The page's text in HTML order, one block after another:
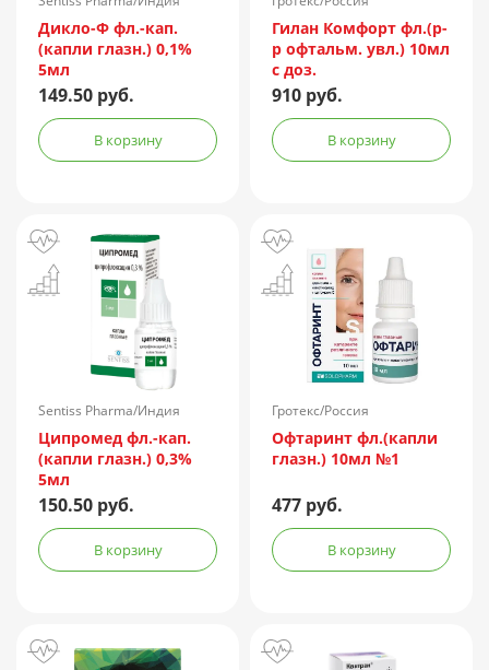
Дикло-Ф фл.-кап.
(капли глазн.) 0,1%
5мл
149.50 руб.
В корзину
Гилан Комфорт фл.(р-
р офтальм. увл.) 10мл
с доз.
910 руб.
В корзину
Sentiss Pharma/Индия
Ципромед фл.-кап.
(капли глазн.) 0,3%
5мл
150.50 руб.
В корзину
Гротекс/Россия
Офтаринт фл.(капли
глазн.) 10мл №1
477 руб.
В корзину